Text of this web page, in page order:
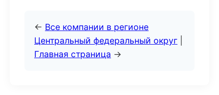
← Все компании в регионе
Центральный федеральный округ
Главная страница →